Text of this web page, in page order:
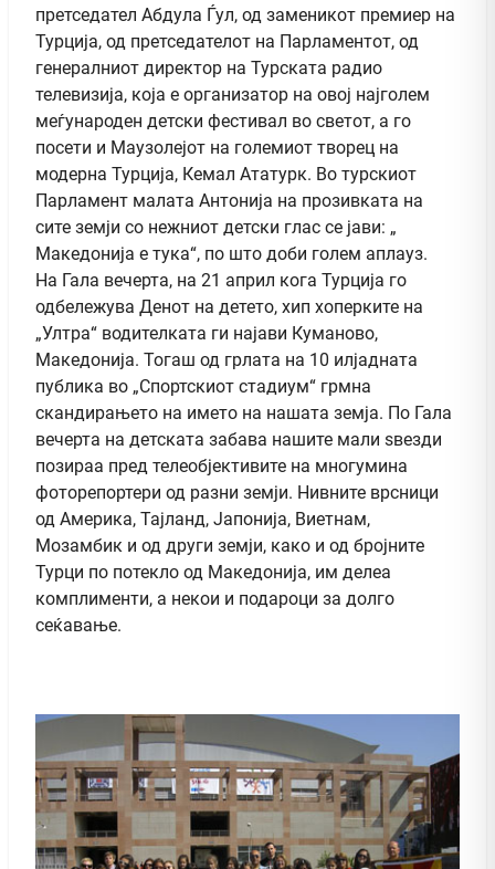
претседател Абдула Ѓул, од заменикот премиер на
Турција, од претседателот на Парламентот, од
генералниот директор на Турската радио
телевизија, која е организатор на овој најголем
меѓународен детски фестивал во светот, а го
посети и Маузолејот на големиот творец на
модерна Турција, Кемал Ататурк. Во турскиот
Парламент малата Антонија на прозивката на
сите земји со нежниот детски глас се јави: „
Македонија е тука“, по што доби голем аплауз.
На Гала вечерта, на 21 април кога Турција го
одбележува Денот на детето, хип хоперките на
„Ултра“ водителката ги најави Куманово,
Македонија. Тогаш од грлата на 10 илјадната
публика во „Спортскиот стадиум“ грмна
скандирањето на името на нашата земја. По Гала
вечерта на детската забава нашите мали ѕвезди
позираа пред телеобјективите на многумина
фоторепортери од разни земји. Нивните врсници
од Америка, Тајланд, Јапонија, Виетнам,
Мозамбик и од други земји, како и од бројните
Турци по потекло од Македонија, им делеа
комплименти, а некои и подароци за долго
сеќавање.